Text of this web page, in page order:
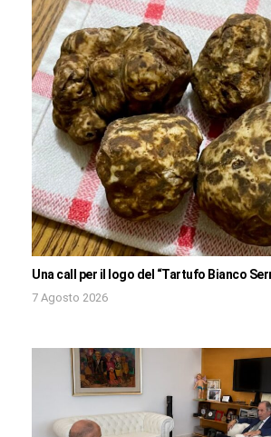
Una call per il logo del “Tartufo Bianco
7 Agosto 2026